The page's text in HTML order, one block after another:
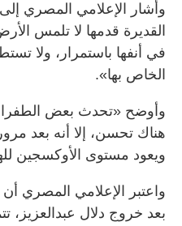
وأشار الإعلامي المصري
القديرة قدمها لا تلمس
في أنفها باستمرار، ولا
الخاص بها».
وأوضح «تحدث بعض
هناك تحسن، إلا أنه بعد
ويعود مستوى الأوكسجين
واعتبر الإعلامي المصري
بعد خروج دلال عبدالعزيز،